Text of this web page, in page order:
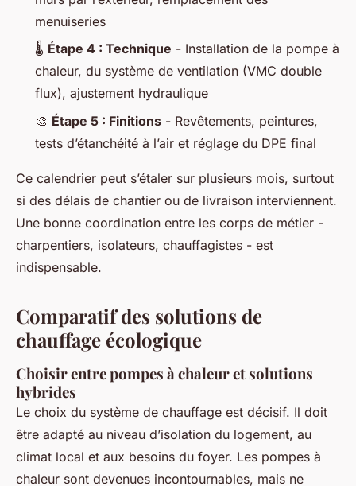
menuiseries
🌡️ Étape 4 : Technique - Installation de la pompe à
chaleur, du système de ventilation (VMC double
flux), ajustement hydraulique
🎨 Étape 5 : Finitions - Revêtements, peintures,
tests d’étanchéité à l’air et réglage du DPE final
Ce calendrier peut s’étaler sur plusieurs mois, surtout
si des délais de chantier ou de livraison interviennent.
Une bonne coordination entre les corps de métier -
charpentiers, isolateurs, chauffagistes - est
indispensable.
Comparatif des solutions de
chauffage écologique
Choisir entre pompes à chaleur et solutions
hybrides
Le choix du système de chauffage est décisif. Il doit
être adapté au niveau d’isolation du logement, au
climat local et aux besoins du foyer. Les pompes à
chaleur sont devenues incontournables, mais ne